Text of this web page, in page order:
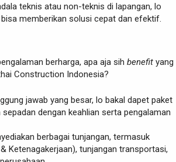
teknis atau non-teknis di lapangan, lo
memberikan solusi cepat dan efektif.
berharga, apa aja sih benefit yang
Construction Indonesia?
jawab yang besar, lo bakal dapet paket
dengan keahlian serta pengalaman
berbagai tunjangan, termasuk
Ketenagakerjaan), tunjangan transportasi,